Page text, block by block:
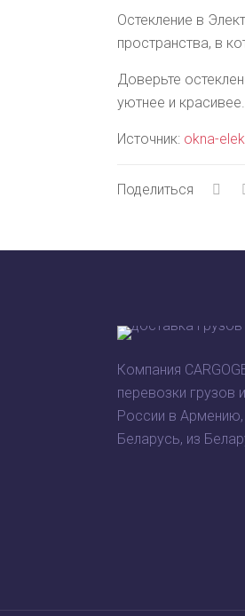
Остекление в
пространства, в
Доверьте
уютнее и красивее.
Источник: okna-
Поделиться
Компания
перевозки грузов
России в
Беларусь, из